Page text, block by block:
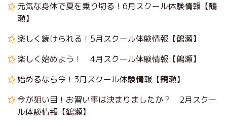
元気な身体で夏を乗り切る！6月スクール体験情報【鶴
瀬】
楽しく続けられる！5月スクール体験情報【鶴瀬】
楽しく始めよう！ 4月スクール体験情報【鶴瀬】
始めるなら今！3月スクール体験情報【鶴瀬】
今が狙い目！お習い事は決まりましたか？ 2月スクー
ル体験情報【鶴瀬】